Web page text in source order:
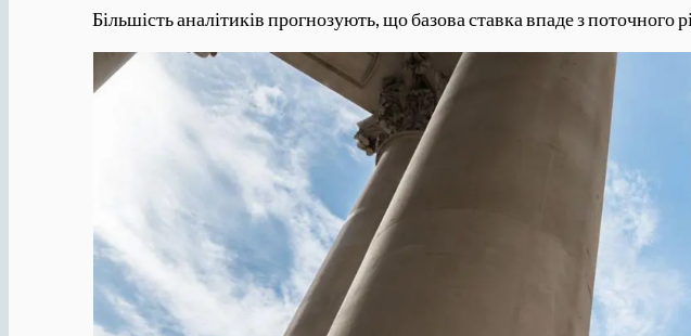
Більшість аналітиків прогнозують, що базова ставка впаде з